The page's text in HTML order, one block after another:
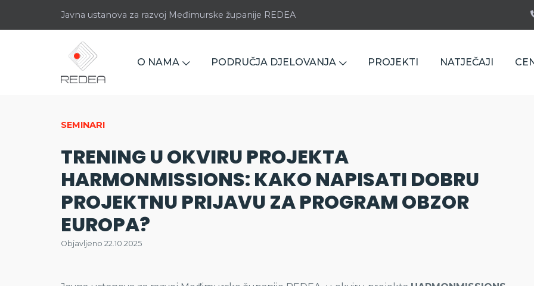
Javna ustanova za razvoj Međimurske županije REDEA
O NAMA PODRUČJA DJELOVANJA PROJEKTI NATJEČAJI
SEMINARI
TRENING U OKVIRU PROJEKTA
HARMONMISSIONS: KAKO NAPISATI DOBRU
PROJEKTNU PRIJAVU ZA PROGRAM OBZOR
EUROPA?
Objavljeno 22.10.2025